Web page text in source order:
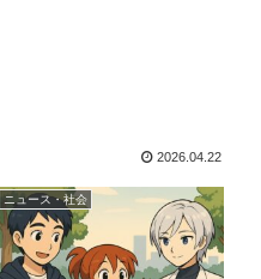
2026.04.22
ニュース・社会